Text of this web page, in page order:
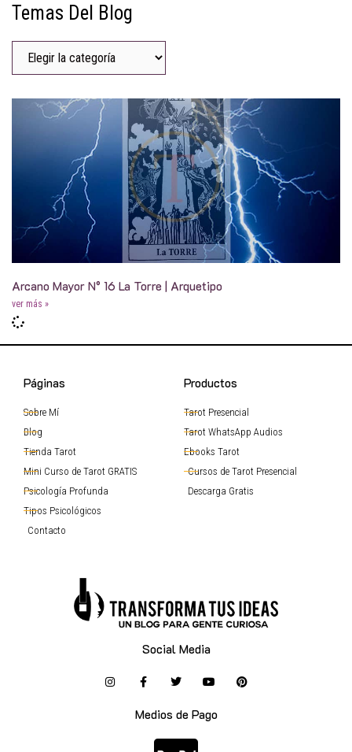
Temas Del Blog
Arcano Mayor N° 16 La Torre | Arquetipo
ver más »
Páginas
Sobre Mí
Blog
Tienda Tarot
Mini Curso de Tarot GRATIS
Psicología Profunda
Tipos Psicológicos
Contacto
Productos
Tarot Presencial
Tarot WhatsApp Audios
Ebooks Tarot
Cursos de Tarot Presencial
Descarga Gratis
Social Media
Medios de Pago